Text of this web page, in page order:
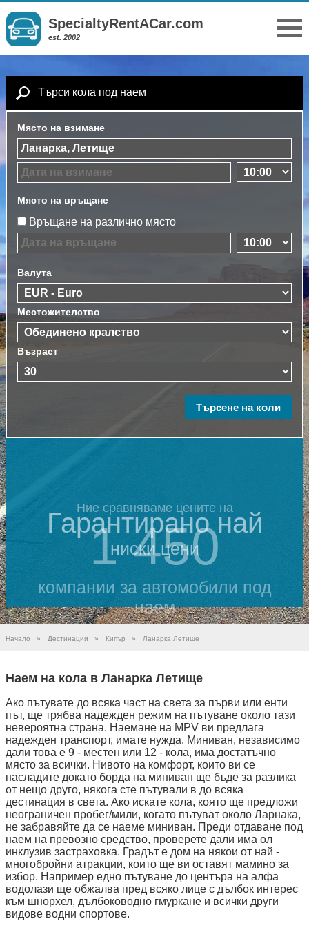
SpecialtyRentACar.com
est. 2002
Търси кола под наем
Място на взимане
Място на връщане
Връщане на различно място
Валута
Местожителство
Възраст
Ние сравняваме цените на
1 450
компании за автомобили под
наем
Гарантирано най
ниски цени
Начало » Дестинации » Кипър » Ланарка Летище
Наем на кола в Ланарка Летище
Ако пътувате до всяка част на света за първи или енти
път, ще трябва надежден режим на пътуване около тази
невероятна страна. Наемане на MPV ви предлага
надежден транспорт, имате нужда. Миниван, независимо
дали това е 9 - местен или 12 - кола, има достатъчно
място за всички. Нивото на комфорт, които ви се
насладите докато борда на миниван ще бъде за разлика
от нещо друго, някога сте пътували в до всяка
дестинация в света. Ако искате кола, която ще предложи
неограничен пробег/мили, когато пътуват около Ларнака,
не забравяйте да се наеме миниван. Преди отдаване под
наем на превозно средство, проверете дали има ол
инклузив застраховка. Градът е дом на някои от най -
многобройни атракции, които ще ви оставят мамино за
избор. Например едно пътуване до центъра на алфа
водолази ще обжалва пред всяко лице с дълбок интерес
към шнорхел, дълбоководно гмуркане и всички други
видове водни спортове.